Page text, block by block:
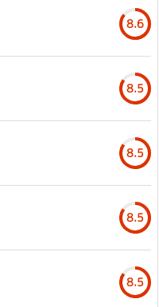
8.6
8.5
8.5
8.5
8.5